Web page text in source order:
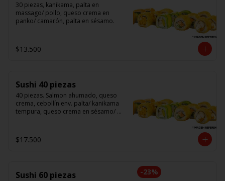
30 piezas, kanikama, palta en
massago/ pollo, queso crema en
panko/ camarón, palta en sésamo.
$13.500
Sushi 40 piezas
40 piezas. Salmon ahumado, queso
crema, cebollín env. palta/ kanikama
tempura, queso crema en sésamo/
$17.500
-23%
Sushi 60 piezas